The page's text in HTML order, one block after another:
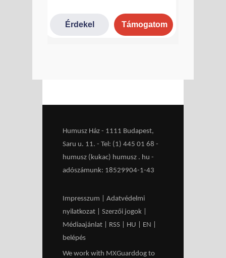
Humusz Ház - 1111 Budapest,
Saru u. 11. - Tel: (1) 445 01 68 -
humusz (kukac) humusz . hu -
adószámunk: 18529904-1-43
Impresszum
Adatvédelmi
nyilatkozat
Szerzői jogok
Médiaajánlat
RSS HU EN
belépés
We work with MXGuarddog to